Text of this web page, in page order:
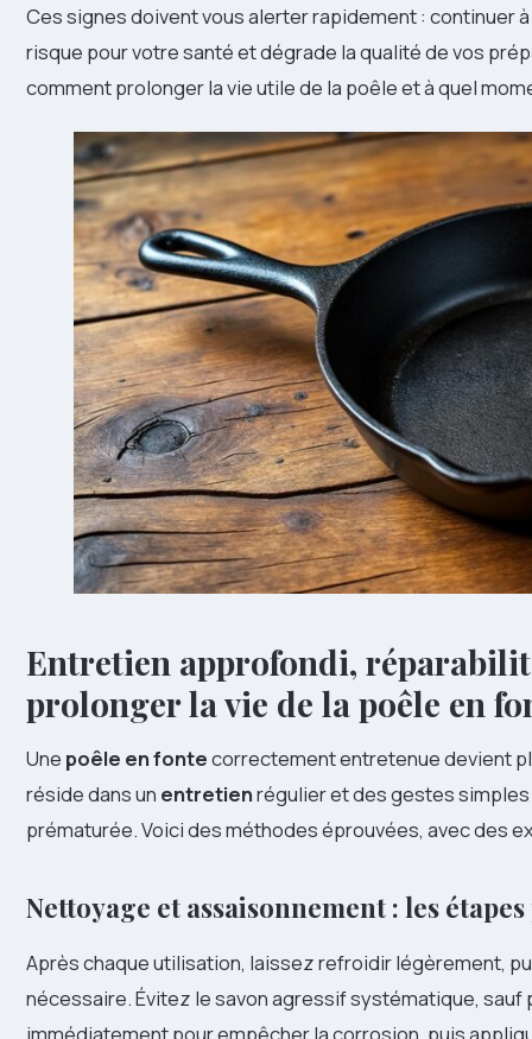
Ces signes doivent vous alerter rapidement : continuer
risque pour votre santé et dégrade la qualité de vos
comment prolonger la vie utile de la poêle et à quel
Entretien approfondi,
prolonger la vie de la poêle en
Une poêle en fontecorrectement entretenue devient
réside dans un entretienrégulier et des gestes
prématurée. Voici des méthodes éprouvées, avec des
Nettoyage et assaisonnement : les
Après chaque utilisation, laissez refroidir légèrement,
nécessaire. Évitez le savon agressif systématique,
immédiatement pour empêcher la corrosion, puis